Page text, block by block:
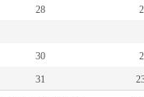
28
30
31